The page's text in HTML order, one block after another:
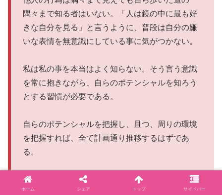
隅々まで知る者はいない。「人は鏡の中に最も好
きな自分を見る」と言うように、普段は自分の嫌
いな表情を無意識にしている事に気がつかない。
私は私の事を本当はよく知らない。そう言う意識
を常に抱きながら、自らのポテンシャルを知ろう
とする習慣が必要である。
自らのポテンシャルを把握し、且つ、周りの環境
を把握すれば、全て計画通り推移するはずであ
る。
ホーム シェア トップ サイドバー